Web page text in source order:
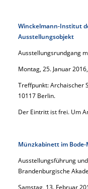
Winckelmann-Institut
Ausstellungsobjekt
Ausstellungsrundgang
Montag, 25. Januar
Treffpunkt: Archaischer
10117 Berlin.
Der Eintritt ist frei. Um
Münzkabinett im
Ausstellungsführung
Brandenburgische
Samstag, 13. Februar